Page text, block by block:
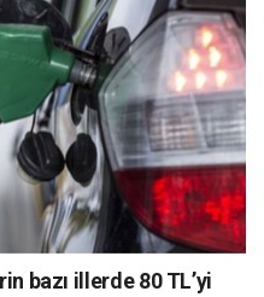
bazı illerde 80 TL’yi